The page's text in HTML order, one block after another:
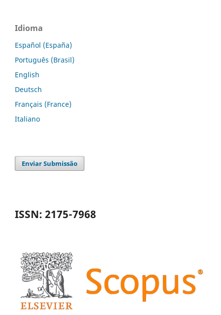
Idioma
Español (España)
Português (Brasil)
English
Deutsch
Français (France)
Italiano
Enviar Submissão
ISSN: 2175-7968